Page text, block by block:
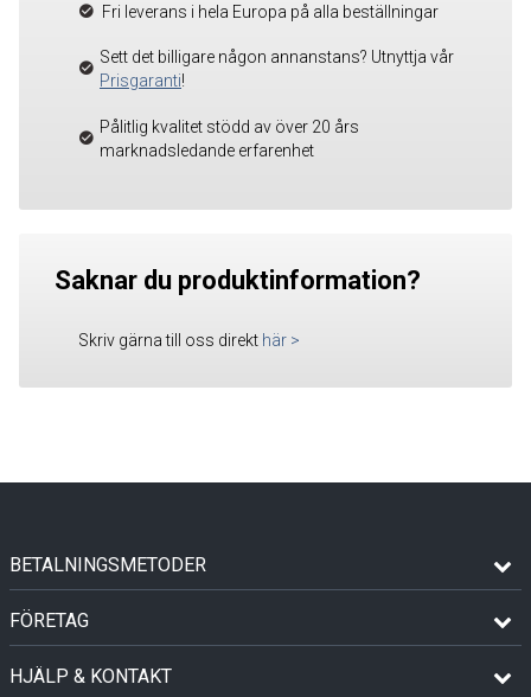
Fri leverans i hela Europa på alla beställningar
Sett det billigare någon annanstans? Utnyttja vår
Prisgaranti!
Pålitlig kvalitet stödd av över 20 års
marknadsledande erfarenhet
Saknar du produktinformation?
Skriv gärna till oss direkt här >
BETALNINGSMETODER
FÖRETAG
HJÄLP & KONTAKT